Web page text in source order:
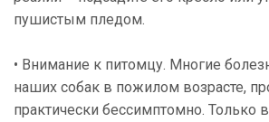
пушистым пледом.
• Внимание к питомцу. Многие
наших собак в пожилом возрасте,
практически бессимптомно. Только